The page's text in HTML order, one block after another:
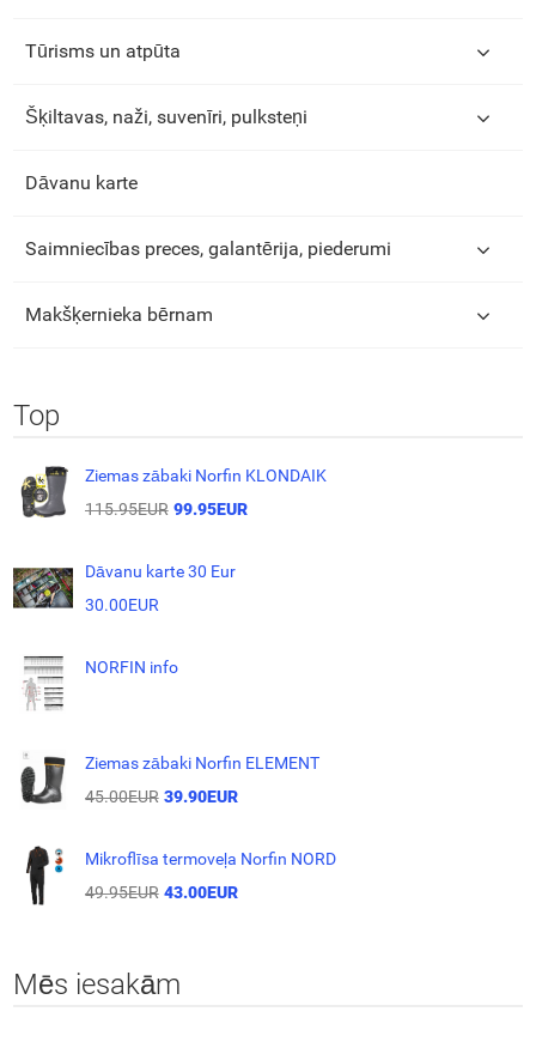
Tūrisms un atpūta
Šķiltavas, naži, suvenīri, pulksteņi
Dāvanu karte
Saimniecības preces, galantērija, piederumi
Makšķernieka bērnam
Top
Ziemas zābaki Norfin KLONDAIK
115.95EUR 99.95EUR
Dāvanu karte 30 Eur
30.00EUR
NORFIN info
Ziemas zābaki Norfin ELEMENT
45.00EUR 39.90EUR
Mikroflīsa termoveļa Norfin NORD
49.95EUR 43.00EUR
Mēs iesakām